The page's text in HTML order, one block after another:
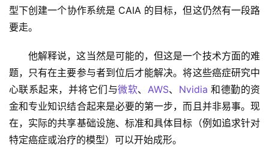
型下创建一个协作系统是 CAIA 的目标，但这仍然有一段路
要走。
他解释说，这当然是可能的，但这是一个技术方面的难
题，只有在主要参与者到位后才能解决。将这些癌症研究中
心联系起来，并将它们与微软、 AWS、 Nvidia 和德勤的资
金和专业知识结合起来是必要的第一步，而且并非易事。现
在，实际的共享基础设施、标准和具体目标（例如追求针对
特定癌症或治疗的模型）可以开始成形。